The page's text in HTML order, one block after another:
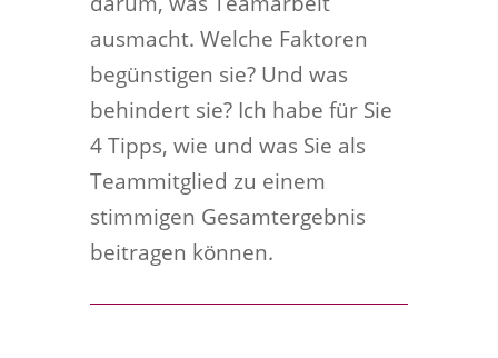
ausmacht. Welche Faktoren
begünstigen sie? Und was
behindert sie? Ich habe für Sie
4 Tipps, wie und was Sie als
Teammitglied zu einem
stimmigen Gesamtergebnis
beitragen können.